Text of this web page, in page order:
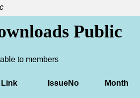
Public
to members
Link IssueNo Month